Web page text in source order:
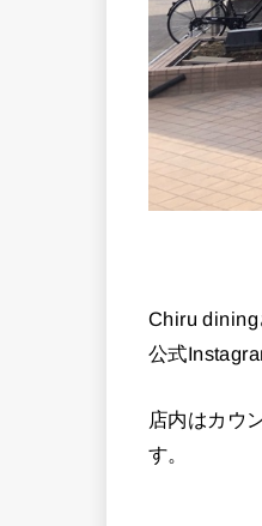
Chiru dining
公式
店内はカウ
す。